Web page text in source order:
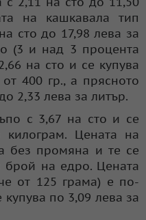
на кашкавала тип
сто до 17,98 лева за
(3 и над 3 процента
на сто и се купува
400 гр., а прясното
2,33 лева за литър.
с 3,67 на сто и се
Цената на
без промяна и те се
брой на едро. Цената
от 125 грама) е по-
купува по 3,09 лева за